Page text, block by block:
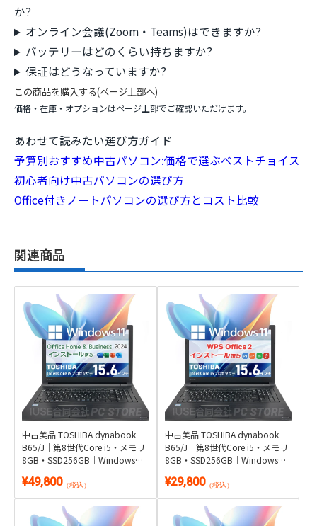
か?
オンライン会議(Zoom・Teams)はできますか?
バッテリーはどのくらい持ちますか?
保証はどうなっていますか?
この商品を購入する(ページ上部へ)
価格・在庫・オプションはページ上部でご確認いただけます。
あわせて読みたい選び方ガイド
予算別おすすめ中古パソコン:価格で選ぶベストチョイス
初心者向け中古パソコンの選び方
Office付きノートパソコンの選び方とコスト比較
関連商品
中古美品 TOSHIBA dynabook
B65/J｜第8世代Core i5・メモリ
8GB・SSD256GB｜Windows
¥49,800（税込）
中古美品 TOSHIBA dynabook
B65/J｜第8世代Core i5・メモリ
8GB・SSD256GB｜Windows
¥29,800（税込）